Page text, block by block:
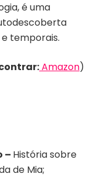
é uma
temporais.
Amazon)
– História sobre
de Mia;